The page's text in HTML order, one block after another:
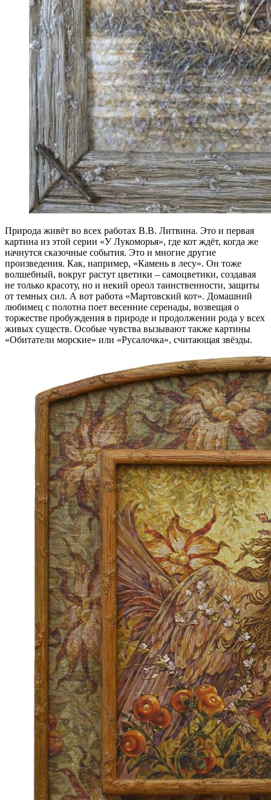
Природа живёт во всех работах В.В. Литвина. Это и первая
картина из этой серии «У Лукоморья», где кот ждёт, когда же
начнутся сказочные события. Это и многие другие
произведения. Как, например, «Камень в лесу». Он тоже
волшебный, вокруг растут цветики – самоцветики, создавая
не только красоту, но и некий ореол таинственности, защиты
от темных сил. А вот работа «Мартовский кот». Домашний
любимец с полотна поет весенние серенады, возвещая о
торжестве пробуждения в природе и продолжении рода у всех
живых существ. Особые чувства вызывают также картины
«Обитатели морские» или «Русалочка», считающая звёзды.